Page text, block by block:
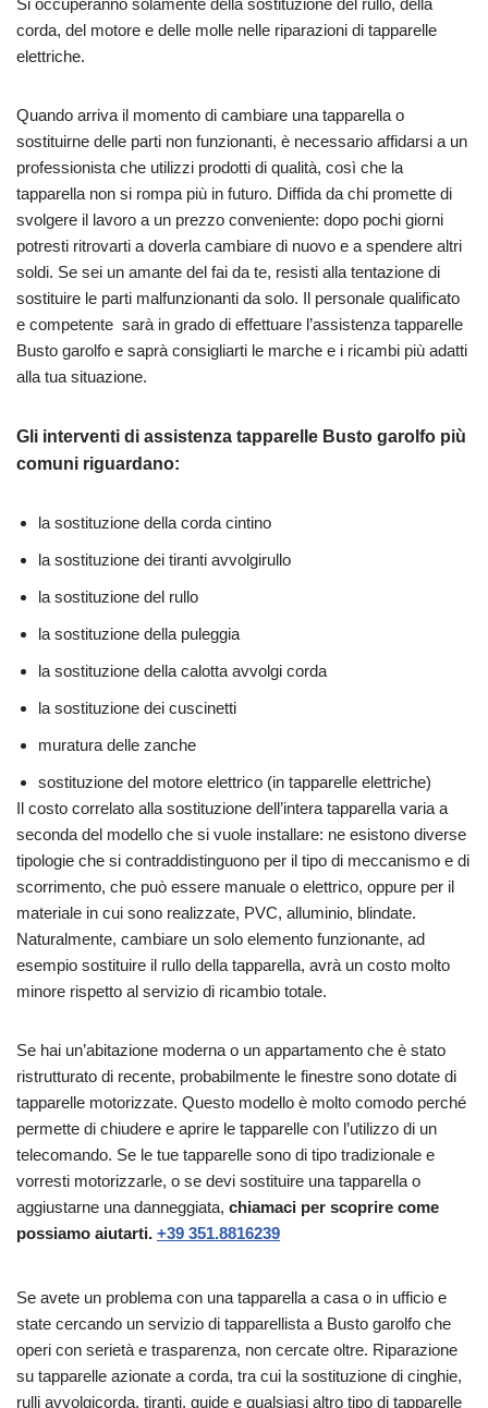
Si occuperanno solamente della sostituzione del rullo, della
corda, del motore e delle molle nelle riparazioni di tapparelle
elettriche.
Quando arriva il momento di cambiare una tapparella o
sostituirne delle parti non funzionanti, è necessario affidarsi a un
professionista che utilizzi prodotti di qualità, così che la
tapparella non si rompa più in futuro. Diffida da chi promette di
svolgere il lavoro a un prezzo conveniente: dopo pochi giorni
potresti ritrovarti a doverla cambiare di nuovo e a spendere altri
soldi. Se sei un amante del fai da te, resisti alla tentazione di
sostituire le parti malfunzionanti da solo. Il personale qualificato
e competente sarà in grado di effettuare l’assistenza tapparelle
Busto garolfo e saprà consigliarti le marche e i ricambi più adatti
alla tua situazione.
Gli interventi di assistenza tapparelle Busto garolfo più
comuni riguardano:
la sostituzione della corda cintino
la sostituzione dei tiranti avvolgirullo
la sostituzione del rullo
la sostituzione della puleggia
la sostituzione della calotta avvolgi corda
la sostituzione dei cuscinetti
muratura delle zanche
sostituzione del motore elettrico (in tapparelle elettriche)
Il costo correlato alla sostituzione dell’intera tapparella varia a
seconda del modello che si vuole installare: ne esistono diverse
tipologie che si contraddistinguono per il tipo di meccanismo e di
scorrimento, che può essere manuale o elettrico, oppure per il
materiale in cui sono realizzate, PVC, alluminio, blindate.
Naturalmente, cambiare un solo elemento funzionante, ad
esempio sostituire il rullo della tapparella, avrà un costo molto
minore rispetto al servizio di ricambio totale.
Se hai un’abitazione moderna o un appartamento che è stato
ristrutturato di recente, probabilmente le finestre sono dotate di
tapparelle motorizzate. Questo modello è molto comodo perché
permette di chiudere e aprire le tapparelle con l’utilizzo di un
telecomando. Se le tue tapparelle sono di tipo tradizionale e
vorresti motorizzarle, o se devi sostituire una tapparella o
aggiustarne una danneggiata, chiamaci per scoprire come
possiamo aiutarti. +39 351.8816239
Se avete un problema con una tapparella a casa o in ufficio e
state cercando un servizio di tapparellista a Busto garolfo che
operi con serietà e trasparenza, non cercate oltre. Riparazione
su tapparelle azionate a corda, tra cui la sostituzione di cinghie,
rulli avvolgicorda, tiranti, guide e qualsiasi altro tipo di tapparelle